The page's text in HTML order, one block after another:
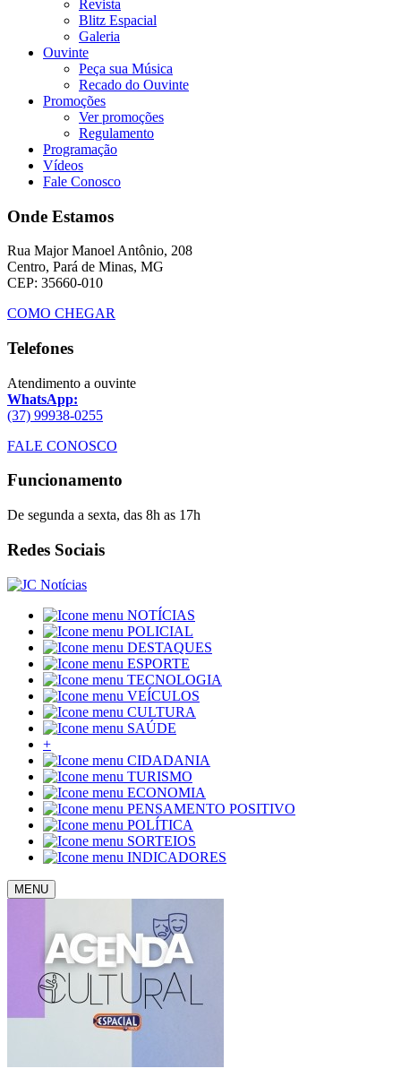
Revista
Blitz Espacial
Galeria
Ouvinte
Peça sua Música
Recado do Ouvinte
Promoções
Ver promoções
Regulamento
Programação
Vídeos
Fale Conosco
Onde Estamos
Rua Major Manoel Antônio, 208
Centro, Pará de Minas, MG
CEP: 35660-010
COMO CHEGAR
Telefones
Atendimento a ouvinte
WhatsApp:
(37) 99938-0255
FALE CONOSCO
Funcionamento
De segunda a sexta, das 8h as 17h
Redes Sociais
NOTÍCIAS
POLICIAL
DESTAQUES
ESPORTE
TECNOLOGIA
VEÍCULOS
CULTURA
SAÚDE
+
CIDADANIA
TURISMO
ECONOMIA
PENSAMENTO POSITIVO
POLÍTICA
SORTEIOS
INDICADORES
MENU